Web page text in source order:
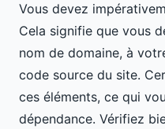
Vous devez
Cela signifie que vous
nom de domaine, à
code source du site.
ces éléments, ce qui
dépendance. Vérifiez